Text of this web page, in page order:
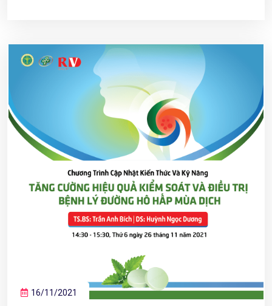
16/11/2021